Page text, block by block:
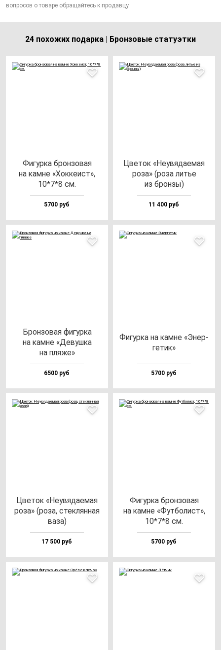
вопросов о товаре обращайтесь к продавцу.
24 похожих подарка | Бронзовые статуэтки
Фигур­ка брон­зо­вая
на кам­не «Хок­ке­ист»,
10*7*8 см.
5700 руб
Цве­ток «Неувя­да­емая
ро­за» (ро­за литье
из брон­зы)
11 400 руб
Брон­зо­вая фи­гур­ка
на кам­не «Девуш­ка
на пля­же»
6500 руб
Фигур­ка на кам­не «Энер­
ге­тик»
5700 руб
Цве­ток «Неувя­да­емая
ро­за» (ро­за, стек­лян­ная
ва­за)
17 500 руб
Фигур­ка брон­зо­вая
на кам­не «Фут­бо­лист»,
10*7*8 см.
5700 руб